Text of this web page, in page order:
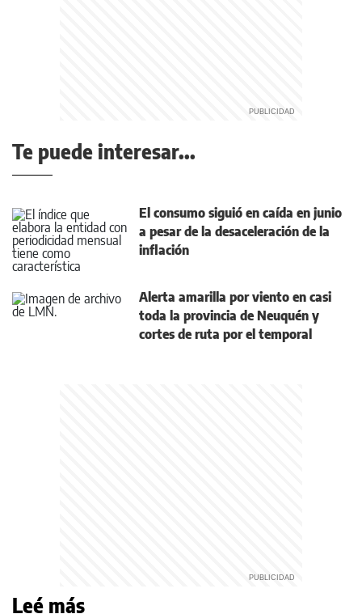
Te puede interesar...
El consumo siguió en caída en junio
a pesar de la desaceleración de la
inflación
Alerta amarilla por viento en casi
toda la provincia de Neuquén y
cortes de ruta por el temporal
Leé más